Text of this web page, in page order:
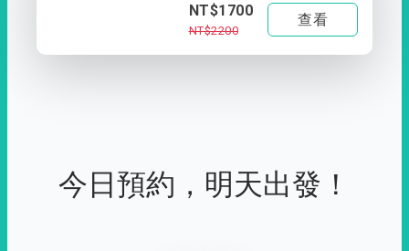
NT$1700
NT$2200
查看
今日預約，明天出發！